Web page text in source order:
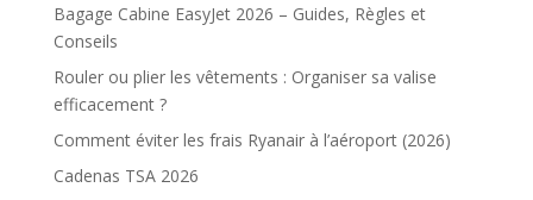
Bagage Cabine EasyJet 2026 – Guides, Règles et
Conseils
Rouler ou plier les vêtements : Organiser sa valise
efficacement ?
Comment éviter les frais Ryanair à l’aéroport (2026)
Cadenas TSA 2026